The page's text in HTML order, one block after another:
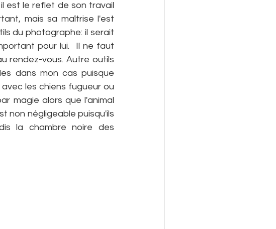
est le reflet de son travail
mais sa maîtrise l'est
du photographe: il serait
pour lui.  Il ne faut
rendez-vous. Autre outils
dans mon cas puisque
les chiens fugueur ou
magie alors que l'animal
non négligeable puisqu'ils
la chambre noire des